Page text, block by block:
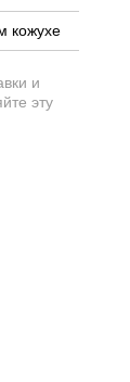
кожухе
и
эту